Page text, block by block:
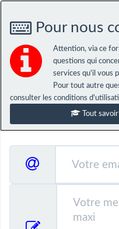
Pour nous
Attention, via ce
questions qui
services qu'il vous
Pour tout autre
consulter les conditions
Tout savoir